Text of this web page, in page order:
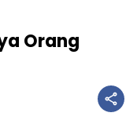
Orang